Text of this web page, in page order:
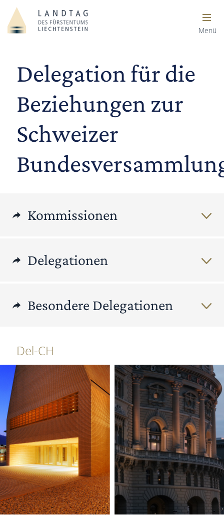
Menü
Delegation für die
Beziehungen zur
Schweizer
Kommissionen
Delegationen
Besondere Delegationen
Del-CH